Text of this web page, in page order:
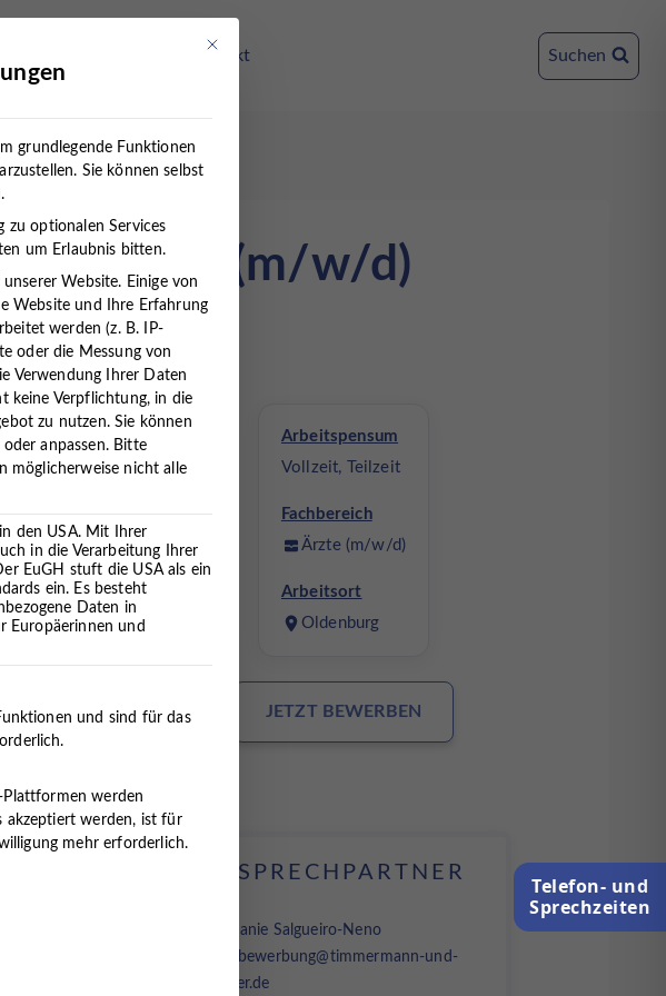
Kontakt Suchen
(m/w/d)
den
und
Austausch
Arbeitspensum
Vollzeit, Teilzeit
Fachbereich
Ärzte (m/w/d)
Arbeitsort
Oldenburg
JETZT BEWERBEN
ANSPRECHPARTNER
Stephanie Salgueiro-Neno
bewerbung@timmermann-und-
partner.de
Telefon- und
Sprechzeiten
Mit diesem Button wird der Dialog geschlossen. Seine Funktionalität ist
grundlegende Funktionen
Sie können selbst
zu optionalen Services
um Erlaubnis bitten.
Website. Einige von
Website und Ihre Erfahrung
werden (z. B. IP-
oder die Messung von
Verwendung Ihrer Daten
keine Verpflichtung, in die
zu nutzen. Sie können
anpassen. Bitte
möglicherweise nicht alle
den USA. Mit Ihrer
in die Verarbeitung Ihrer
EuGH stuft die USA als ein
ein. Es besteht
Daten in
Europäerinnen und
eine Einwilligung erteilt werden kann. Die erste Service-Gruppe ist essenziell
und sind für das
werden
akzeptiert werden, ist für
mehr erforderlich.